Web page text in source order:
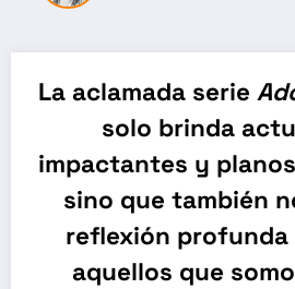
La aclamada serie
solo brinda
impactantes y
sino que también
reflexión
aquellos que